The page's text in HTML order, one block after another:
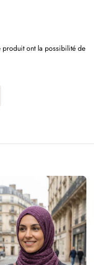
produit ont la possibilité de